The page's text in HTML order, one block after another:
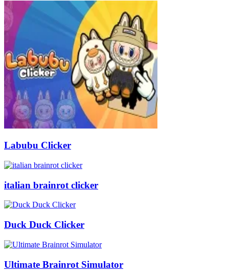
Labubu Clicker
italian brainrot clicker
Duck Duck Clicker
Ultimate Brainrot Simulator